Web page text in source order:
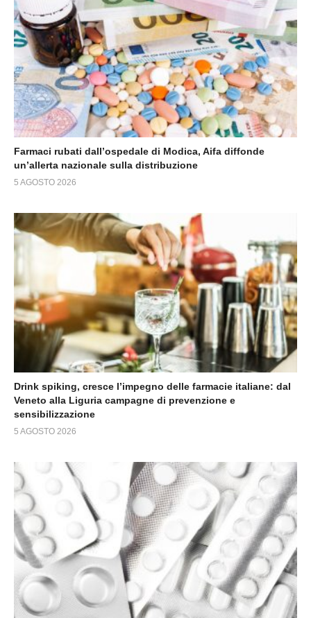
Farmaci rubati dall’ospedale di Modica, Aifa diffonde
un’allerta nazionale sulla distribuzione
5 AGOSTO 2026
Drink spiking, cresce l’impegno delle farmacie italiane: dal
Veneto alla Liguria campagne di prevenzione e
sensibilizzazione
5 AGOSTO 2026